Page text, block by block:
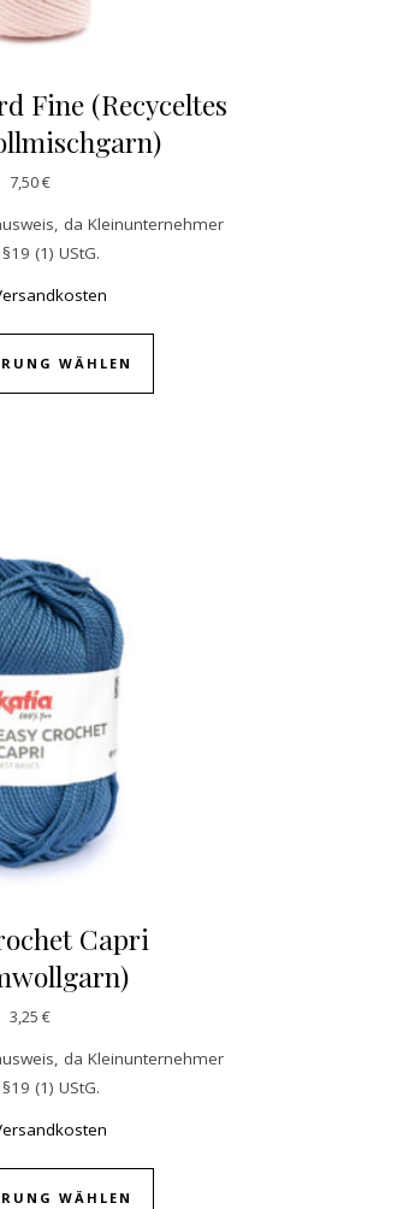
Fine (Recyceltes
7,50€
da Kleinunternehmer
(1) UStG.
WÄHLEN
Dieses Produkt weist
Capri
3,25€
da Kleinunternehmer
(1) UStG.
WÄHLEN
Dieses Produkt weist